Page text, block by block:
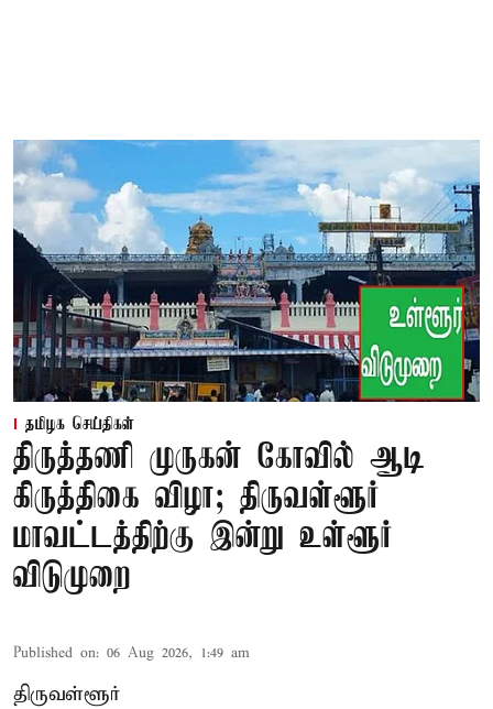
தமிழக செய்திகள்
திருத்தணி முருகன் கோவில் ஆடி
கிருத்திகை விழா; திருவள்ளூர்
மாவட்டத்திற்கு இன்று உள்ளூர்
விடுமுறை
Published on: 06 Aug 2026, 1:49 am
திருவள்ளூர்